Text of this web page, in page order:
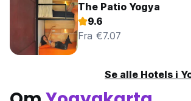
The Patio Yogya
9.6
Fra €7.07
Se alle Hotels i